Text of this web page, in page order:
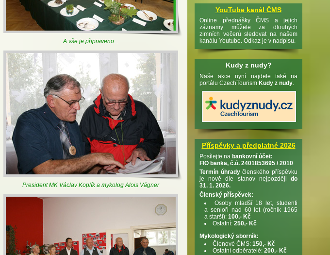
A vše je připraveno...
President MK Václav Koplík a mykolog Alois Vágner
YouTube kanál ČMS
Online přednášky ČMS a jejich
záznamy můžete za dlouhých
zimních večerů sledovat na našem
kanálu Youtube. Odkaz je v nadpisu.
Kudy z nudy?
Naše akce nyní najdete také na
portálu CzechTourism Kudy z nudy
Příspěvky a předplatné 2026
Posílejte na bankovní účet:
FIO banka, č.ú. 2401853695 / 2010
Termín úhradyčlenského příspěvku
je nově dle stanov nejpozději do
31. 1. 2026.
Členský příspěvek:
Osoby mladší 18 let, studenti
a senioři nad 60 let (ročník 1965
a starší): 100,- Kč
Ostatní: 250,- Kč
Mykologický sborník:
Členové ČMS: 150,- Kč
Ostatní odběratelé: 200,- Kč